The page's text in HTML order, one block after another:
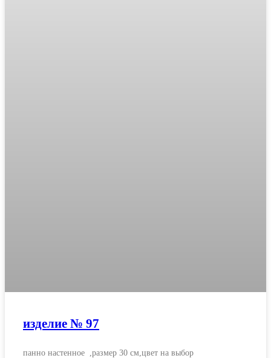
изделие № 97
панно настенное ,размер 30 см,цвет на выбор